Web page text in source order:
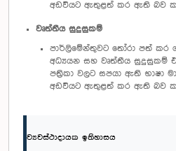
අඩවියට ඇතුළත් කර ඇති බව
වෘත්තීය සුදුසුකම්
පාර්ලිමේන්තුවට තෝරා පත් කර
අධ්‍යයන සහ වෘත්තීය සුදුසුකම්
පත්‍රිකා වලට සපයා ඇති භාෂා
අඩවියට ඇතුළත් කර ඇති බව
ව්‍යවස්ථාදායක ඉතිහාසය